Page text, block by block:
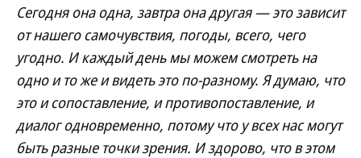
Сегодня она одна, завтра она другая — это зависит
от нашего самочувствия, погоды, всего, чего
угодно. И каждый день мы можем смотреть на
одно и то же и видеть это по-разному. Я думаю, что
это и сопоставление, и противопоставление, и
диалог одновременно, потому что у всех нас могут
быть разные точки зрения. И здорово, что в этом